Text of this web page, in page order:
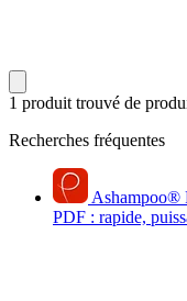
1 produit trouvé de
Recherches fréquentes
Ashampoo®
PDF : rapide,